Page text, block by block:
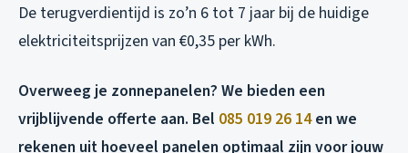
De terugverdientijd is zo’n 6 tot 7 jaar bij de huidige
elektriciteitsprijzen van €0,35 per kWh.
Overweeg je zonnepanelen? We bieden een
vrijblijvende offerte aan. Bel 085 019 26 14en we
rekenen uit hoeveel panelen optimaal zijn voor jouw